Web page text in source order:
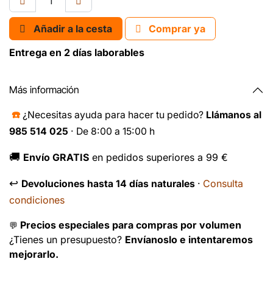
Añadir a la cesta
Comprar ya
Entrega en 2 días laborables
Más información
☎️ ¿Necesitas ayuda para hacer tu pedido? Llámanos al
985 514 025 · De 8:00 a 15:00 h
🚚 Envío GRATIS en pedidos superiores a 99 €
↩️ Devoluciones hasta 14 días naturales · Consulta
condiciones
💬 Precios especiales para compras por volumen
¿Tienes un presupuesto? Envíanoslo e intentaremos
mejorarlo.